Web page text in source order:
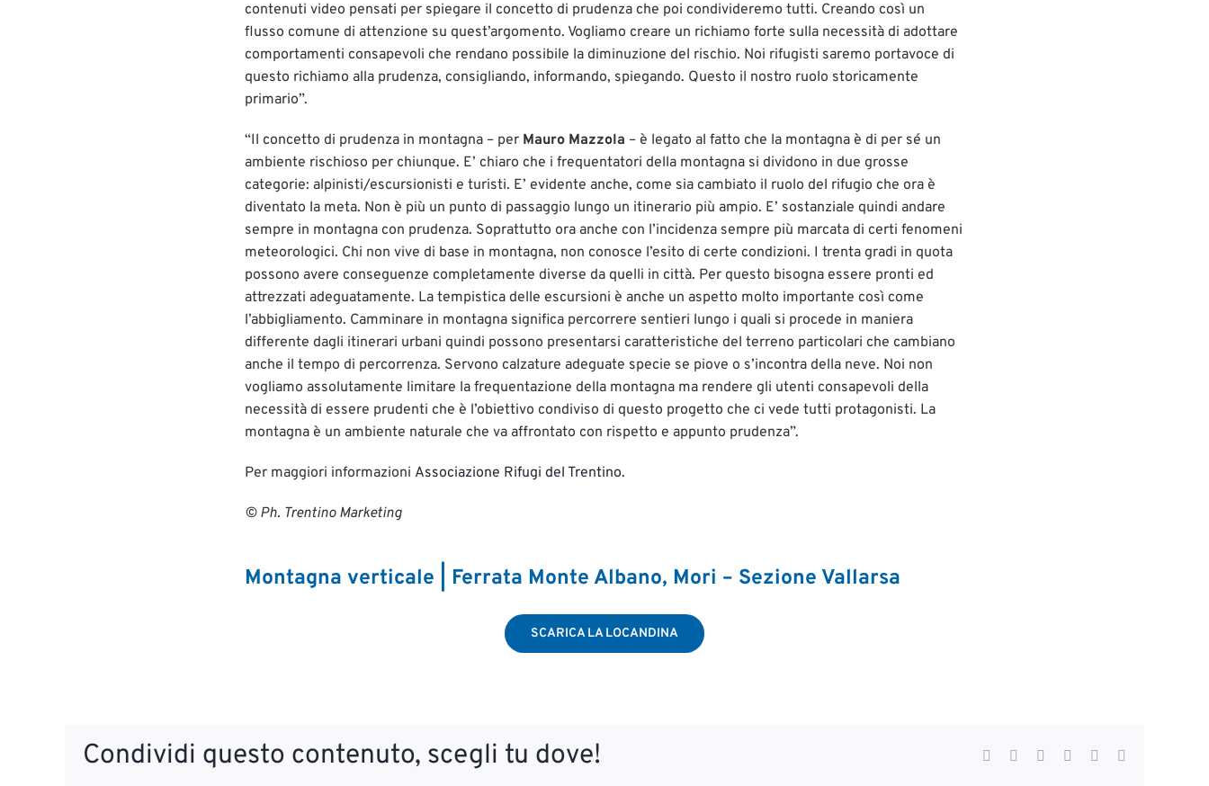
contenuti video pensati per spiegare il concetto di prudenza che poi condivideremo tutti. Creando così un
flusso comune di attenzione su quest’argomento. Vogliamo creare un richiamo forte sulla necessità di adottare
comportamenti consapevoli che rendano possibile la diminuzione del rischio. Noi rifugisti saremo portavoce di
questo richiamo alla prudenza, consigliando, informando, spiegando. Questo il nostro ruolo storicamente
primario”.
“Il concetto di prudenza in montagna – per Mauro Mazzola – è legato al fatto che la montagna è di per sé un
ambiente rischioso per chiunque. E’ chiaro che i frequentatori della montagna si dividono in due grosse
categorie: alpinisti/escursionisti e turisti. E’ evidente anche, come sia cambiato il ruolo del rifugio che ora è
diventato la meta. Non è più un punto di passaggio lungo un itinerario più ampio. E’ sostanziale quindi andare
sempre in montagna con prudenza. Soprattutto ora anche con l’incidenza sempre più marcata di certi fenomeni
meteorologici. Chi non vive di base in montagna, non conosce l’esito di certe condizioni. I trenta gradi in quota
possono avere conseguenze completamente diverse da quelli in città. Per questo bisogna essere pronti ed
attrezzati adeguatamente. La tempistica delle escursioni è anche un aspetto molto importante così come
l’abbigliamento. Camminare in montagna significa percorrere sentieri lungo i quali si procede in maniera
differente dagli itinerari urbani quindi possono presentarsi caratteristiche del terreno particolari che cambiano
anche il tempo di percorrenza. Servono calzature adeguate specie se piove o s’incontra della neve. Noi non
vogliamo assolutamente limitare la frequentazione della montagna ma rendere gli utenti consapevoli della
necessità di essere prudenti che è l’obiettivo condiviso di questo progetto che ci vede tutti protagonisti. La
montagna è un ambiente naturale che va affrontato con rispetto e appunto prudenza”.
Per maggiori informazioni Associazione Rifugi del Trentino.
© Ph. Trentino Marketing
Montagna verticale | Ferrata Monte Albano, Mori – Sezione Vallarsa
SCARICA LA LOCANDINA
Condividi questo contenuto, scegli tu dove! Facebook
TwitterLinkedInWhatsApp
Pinterest